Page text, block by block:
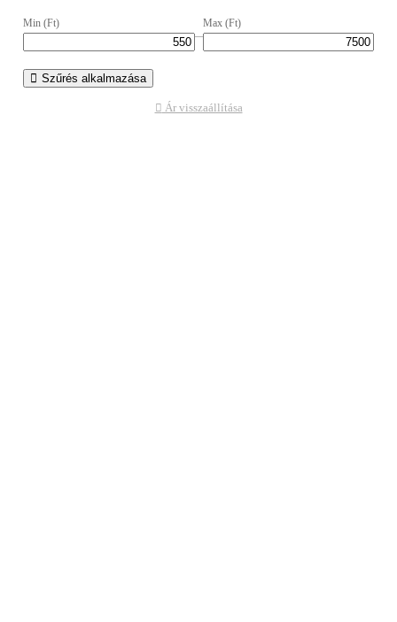
Min (Ft)
–
Max (Ft)
Szűrés alkalmazása
Ár visszaállítása